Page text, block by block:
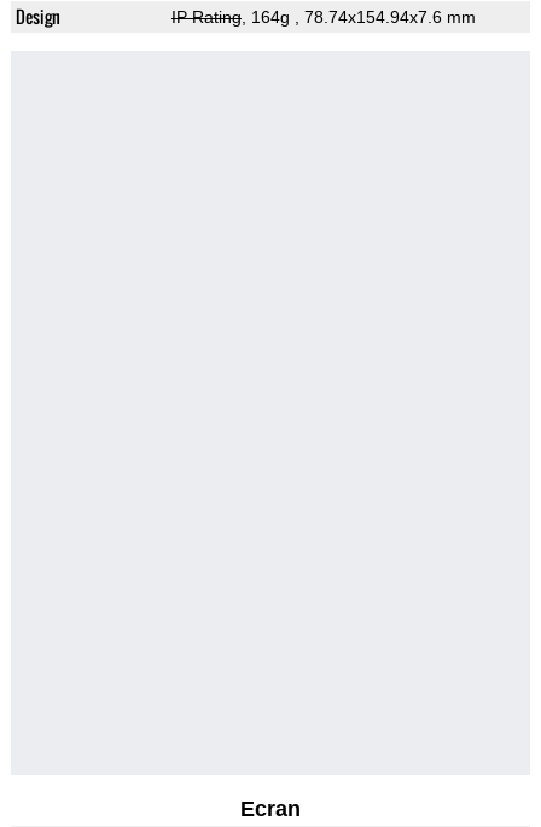
Design IP Rating, 164g , 78.74x154.94x7.6 mm
Ecran